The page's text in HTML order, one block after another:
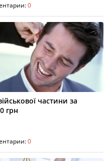
0
частини за
грн
0